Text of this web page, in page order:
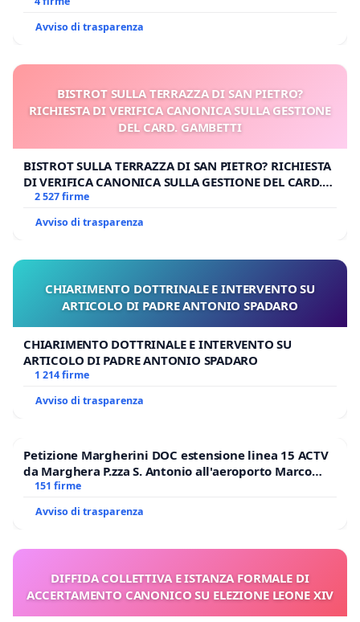
Avviso di trasparenza
BISTROT SULLA TERRAZZA DI SAN PIETRO?
RICHIESTA DI VERIFICA CANONICA SULLA GESTIONE
DEL CARD. GAMBETTI
BISTROT SULLA TERRAZZA DI SAN PIETRO? RICHIESTA
DI VERIFICA CANONICA SULLA GESTIONE DEL CARD.
GAMBETTI
2 527 firme
Avviso di trasparenza
CHIARIMENTO DOTTRINALE E INTERVENTO SU
ARTICOLO DI PADRE ANTONIO SPADARO
CHIARIMENTO DOTTRINALE E INTERVENTO SU
ARTICOLO DI PADRE ANTONIO SPADARO
1 214 firme
Avviso di trasparenza
Petizione Margherini DOC estensione linea 15 ACTV
da Marghera P.zza S. Antonio all'aeroporto Marco
Polo tariffa a € 1,50
151 firme
Avviso di trasparenza
DIFFIDA COLLETTIVA E ISTANZA FORMALE DI
ACCERTAMENTO CANONICO SU ELEZIONE LEONE XIV